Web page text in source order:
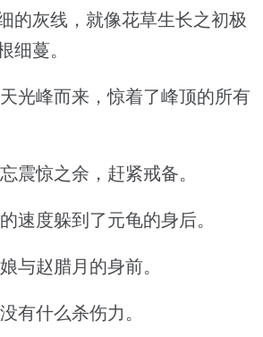
的灰线，就像花草生长之初极
细蔓。
光峰而来，惊着了峰顶的所有
震惊之余，赶紧戒备。
速度躲到了元龟的身后。
与赵腊月的身前。
有什么杀伤力。